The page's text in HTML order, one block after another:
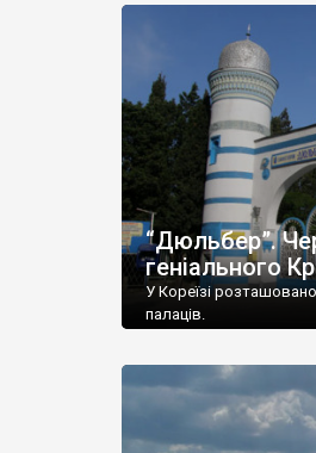
“Дюльбер”.
геніального
У Кореїзі
палаців.